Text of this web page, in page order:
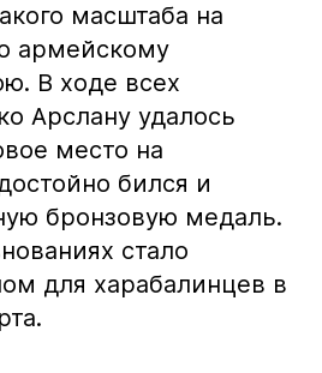
масштаба на
армейскому
В ходе всех
Арслану удалось
место на
бился и
бронзовую медаль.
стало
для харабалинцев в